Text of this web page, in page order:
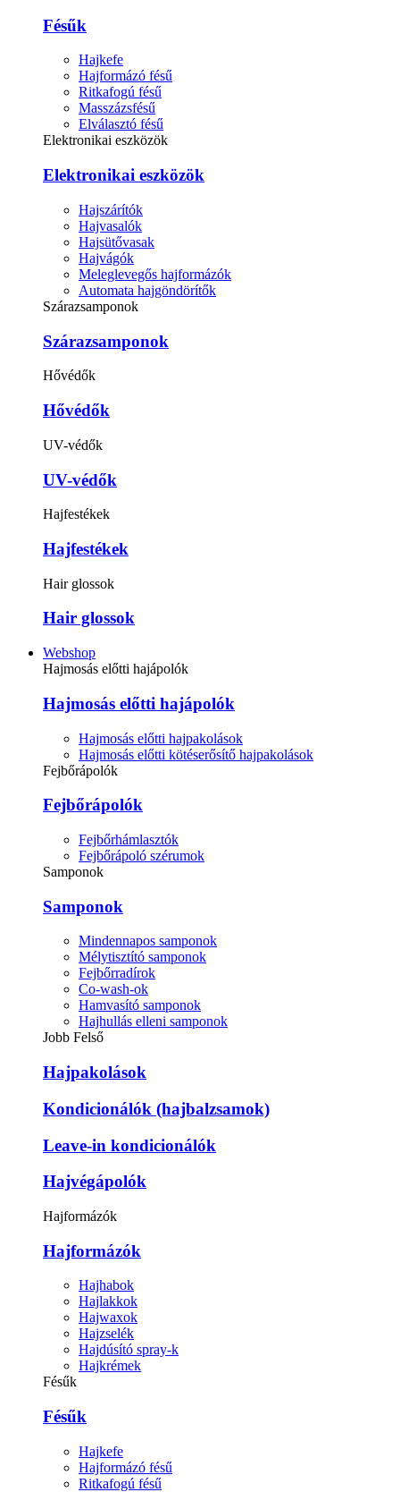
Fésűk
Hajkefe
Hajformázó fésű
Ritkafogú fésű
Masszázsfésű
Elválasztó fésű
Elektronikai eszközök
Elektronikai eszközök
Hajszárítók
Hajvasalók
Hajsütővasak
Hajvágók
Meleglevegős hajformázók
Automata hajgöndörítők
Szárazsamponok
Szárazsamponok
Hővédők
Hővédők
UV-védők
UV-védők
Hajfestékek
Hajfestékek
Hair glossok
Hair glossok
Webshop
Hajmosás előtti hajápolók
Hajmosás előtti hajápolók
Hajmosás előtti hajpakolások
Hajmosás előtti kötéserősítő hajpakolások
Fejbőrápolók
Fejbőrápolók
Fejbőrhámlasztók
Fejbőrápoló szérumok
Samponok
Samponok
Mindennapos samponok
Mélytisztító samponok
Fejbőrradírok
Co-wash-ok
Hamvasító samponok
Hajhullás elleni samponok
Jobb Felső
Hajpakolások
Kondicionálók (hajbalzsamok)
Leave-in kondicionálók
Hajvégápolók
Hajformázók
Hajformázók
Hajhabok
Hajlakkok
Hajwaxok
Hajzselék
Hajdúsító spray-k
Hajkrémek
Fésűk
Fésűk
Hajkefe
Hajformázó fésű
Ritkafogú fésű